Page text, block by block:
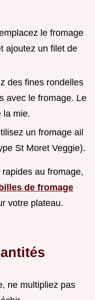
le fromage
ajoutez un filet de
des fines rondelles
avec le fromage. Le
la mie.
un fromage ail
St Moret Veggie).
au fromage,
billes de fromage
votre plateau.
ne multipliez pas